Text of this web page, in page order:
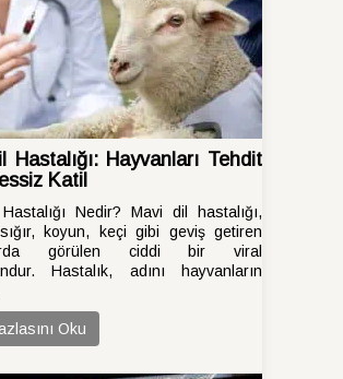
Hastalığı: Hayvanları Tehdit
Katil
Nedir? Mavi dil hastalığı,
koyun, keçi gibi geviş getiren
görülen ciddi bir viral
Hastalık, adını hayvanların
Oku